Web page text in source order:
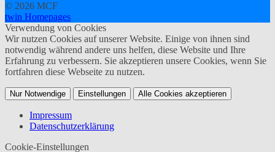
© 2026 MCF
twin Homepages
Verwendung von Cookies
Wir nutzen Cookies auf unserer Website. Einige von ihnen sind
notwendig während andere uns helfen, diese Website und Ihre
Erfahrung zu verbessern. Sie akzeptieren unsere Cookies, wenn Sie
fortfahren diese Webseite zu nutzen.
Nur Notwendige Einstellungen Alle Cookies akzeptieren
Impressum
Datenschutzerklärung
Cookie-Einstellungen